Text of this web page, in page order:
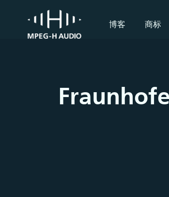
博客 商标